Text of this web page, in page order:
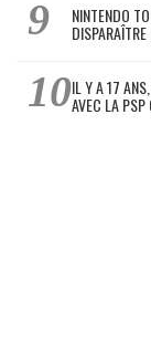
NINTENDO
IL Y A 17
AVEC LA PSP